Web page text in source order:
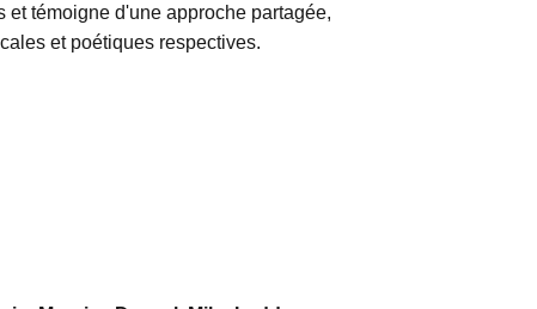
témoigne d'une approche partagée,
et poétiques respectives.